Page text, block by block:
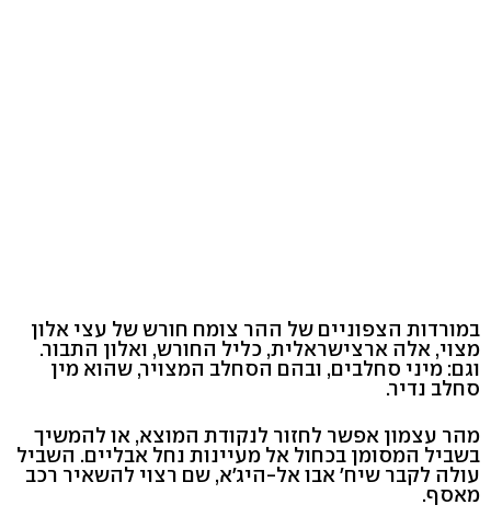
במורדות הצפוניים של ההר צומח חורש של עצי אלון
מצוי, אלה ארצישראלית, כליל החורש, ואלון התבור.
וגם: מיני סחלבים, ובהם הסחלב המצויר, שהוא מין
סחלב נדיר.
מהר עצמון אפשר לחזור לנקודת המוצא, או להמשיך
בשביל המסומן בכחול אל מעיינות נחל אבליים. השביל
עולה לקבר שיח' אבו אל-היג'א, שם רצוי להשאיר רכב
מאסף.